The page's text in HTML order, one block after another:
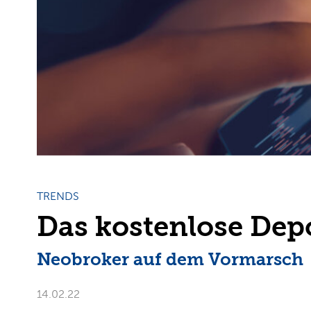
TRENDS
Das kostenlose
Neobroker auf dem Vormarsch
14.02.22